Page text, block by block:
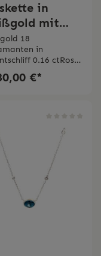
in
mit
und
Saphir
18
in
0.16 ctRosa
€*